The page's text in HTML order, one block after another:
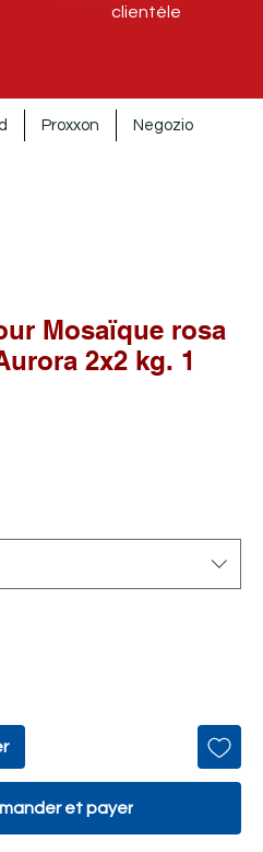
clientèle
Proxxon Negozio
Mosaïque rosa
2x2 kg. 1
et payer